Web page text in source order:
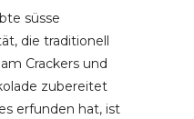
süsse
die traditionell
Crackers und
zubereitet
erfunden hat, ist